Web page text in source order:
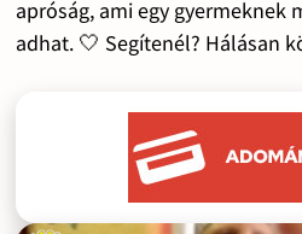
apróság, ami egy gyermeknek
adhat. 🤍 Segítenél? Hálásan